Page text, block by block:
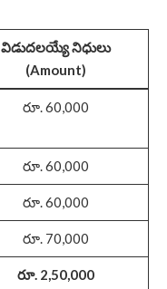
విడుదలయ్యే నిధులు
(Amount)
రూ. 60,000
రూ. 60,000
రూ. 60,000
రూ. 70,000
రూ. 2,50,000